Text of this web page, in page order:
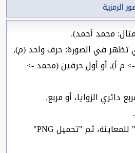
الرمزية
محمد أحمد).
تظهر في الصورة: حرف واحد (م),
م أ), أو أول حرفين (محمد ->
دائري الزوايا، أو مربع.
اضغط "إنشاء الصورة" للمعاينة، ثم "تحميل PNG"